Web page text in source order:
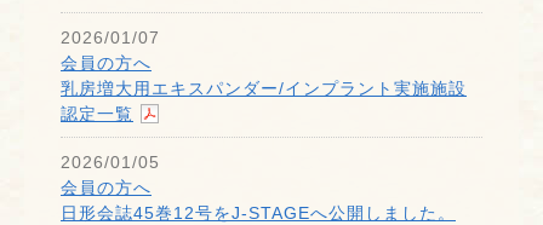
2026/01/07
会員の方へ
乳房増大用エキスパンダー/インプラント実施施設
認定一覧
2026/01/05
会員の方へ
日形会誌45巻12号をJ-STAGEへ公開しました。